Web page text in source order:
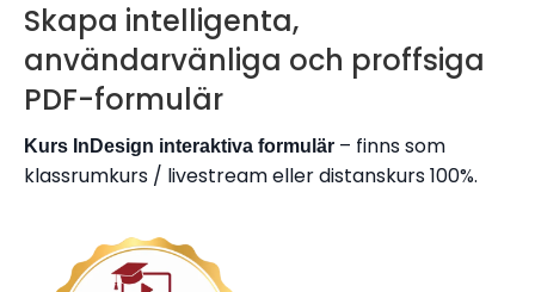
Skapa intelligenta,
användarvänliga och proffsiga
PDF-formulär
Kurs InDesign interaktiva formulär – finns som
klassrumkurs / livestream eller distanskurs 100%.